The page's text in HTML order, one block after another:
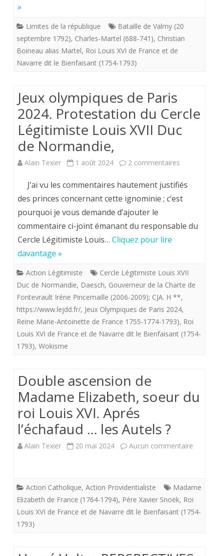
la
République
»
Limites de la république
Bataille de Valmy (20
septembre 1792), Charles-Martel (688-741), Christian
Boineau alias Martel, Roi Louis XVI de France et de
Navarre dit le Bienfaisant (1754-1793)
Jeux olympiques de Paris
2024. Protestation du Cercle
Légitimiste Louis XVII Duc
de Normandie,
Alain Texier 1 août 2024 2 commentaires
olympiques
Paris
du
Cercle
Louis
Normandie,
J’ai vu les commentaires hautement justifiés
des princes concernant cette ignominie ; c’est
pourquoi je vous demande d’ajouter le
commentaire ci-joint émanant du responsable du
Cercle Légitimiste Louis… Cliquez pour lire
davantage »
Action Légitimiste
Cercle Légitimiste Louis XVII
Duc de Normandie, Daesch, Gouverneur de la Charte de
Fontevrault Iréne Pincemaille (2006-2009); CJA. H **,
https://www.lejdd.fr/, Jeux Olympiques de Paris 2024,
Reine Marie-Antoinette de France 1755-1774-1793), Roi
Louis XVI de France et de Navarre dit le Bienfaisant (1754-
1793), Wokisme
Double ascension de
Madame Elizabeth, soeur du
roi Louis XVI. Aprés
l’échafaud … les Autels ?
Alain Texier 20 mai 2024 Aucun commentaire
de
Action Catholique, Action Providentialiste
Madame
Elizabeth de France (1764-1794), Pére Xavier Snoëk, Roi
Louis XVI de France et de Navarre dit le Bienfaisant (1754-
1793)